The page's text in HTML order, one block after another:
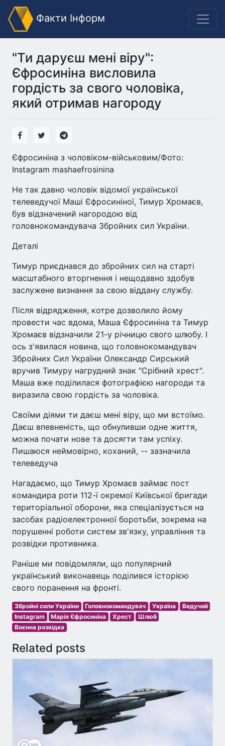
Факти Інформ
"Ти даруєш мені віру":
Єфросиніна висловила
гордість за свого чоловіка,
який отримав нагороду
Єфросиніна з чоловіком-військовим/Фото:
Instagram mashaefrosinina
Не так давно чоловік відомої української
телеведучої Маші Єфросиніної, Тимур Хромаєв,
був відзначений нагородою від
головнокомандувача Збройних сил України.
Деталі
Тимур приєднався до збройних сил на старті
масштабного вторгнення і нещодавно здобув
заслужене визнання за свою віддану службу.
Після відрядження, котре дозволило йому
провести час вдома, Маша Єфросиніна та Тимур
Хромаєв відзначили 21-у річницю свого шлюбу. І
ось з'явилася новина, що головнокомандувач
Збройних Сил України Олександр Сирський
вручив Тимуру нагрудний знак "Срібний хрест".
Маша вже поділилася фотографією нагороди та
виразила свою гордість за чоловіка.
Своїми діями ти даєш мені віру, що ми встоїмо.
Даєш впевненість, що обнуливши одне життя,
можна почати нове та досягти там успіху.
Пишаюся неймовірно, коханий, -- зазначила
телеведуча
Нагадаємо, що Тимур Хромаєв займає пост
командира роти 112-ї окремої Київської бригади
територіальної оборони, яка спеціалізується на
засобах радіоелектронної боротьби, зокрема на
порушенні роботи систем зв'язку, управління та
розвідки противника.
Раніше ми повідомляли, що популярний
український виконавець поділився історією
свого поранення на фронті.
Збройні сили України Головнокомандувач Україна
Ведучий
Instagram
Марія Єфросиніна Хрест
Шлюб
Воєнна розвідка
Related posts